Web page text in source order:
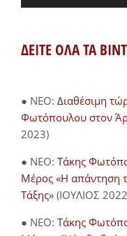
ΔΕΙΤΕ ΟΛΑ ΤΑ
● NEO: Διαθέσιμη
Φωτόπουλου στον
2023)
● NEO: Τάκης
Μέρος «Η απάντηση
Τάξης» (ΙΟΥΛΙΟΣ
● NEO: Τάκης